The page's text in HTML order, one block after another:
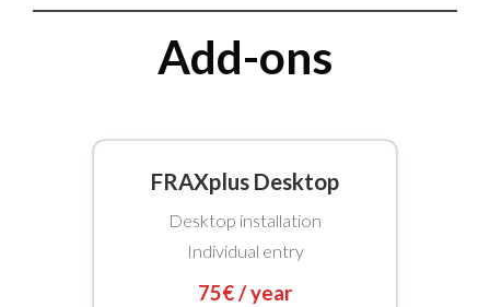
Add-ons
FRAXplus Desktop
Desktop installation
Individual entry
75€ / year